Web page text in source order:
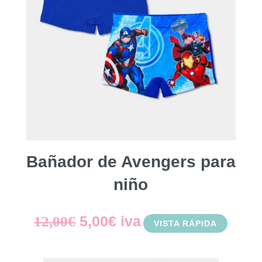
Bañador de Avengers para
niño
12,00€ El
5,00€El
iva VISTA RÁPIDA